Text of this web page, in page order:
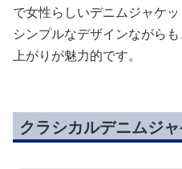
で女性らしいデニムジャケッ
シンプルなデザインながら
上がりが魅力的です。
クラシカルデニムジ